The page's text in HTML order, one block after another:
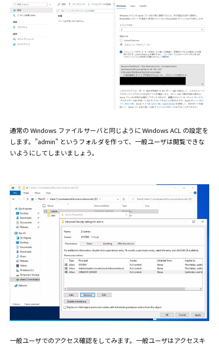
通常の Windows ファイルサーバと同じように Windows ACL の設定を
します。”admin” というフォルダを作って、一般ユーザは閲覧できな
いようにしてしまいましょう。
一般ユーザでのアクセス確認をしてみます。一般ユーザはアクセスキ